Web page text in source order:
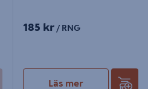
185 kr / RNG
Läs mer